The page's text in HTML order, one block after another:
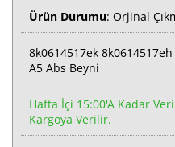
Ürün Durumu: Orjinal
8k0614517ek
A5 Abs Beyni
Hafta İçi 15:00'a Kadar
Kargoya Verilir.